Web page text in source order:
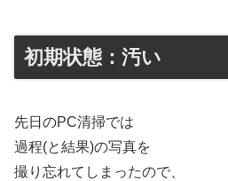
初期状態：汚い
先日のPC清掃では
過程(と結果)の写真を
撮り忘れてしまったので、